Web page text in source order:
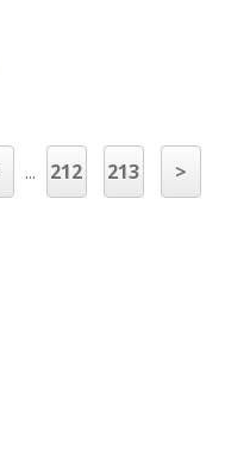
... 212 213 >